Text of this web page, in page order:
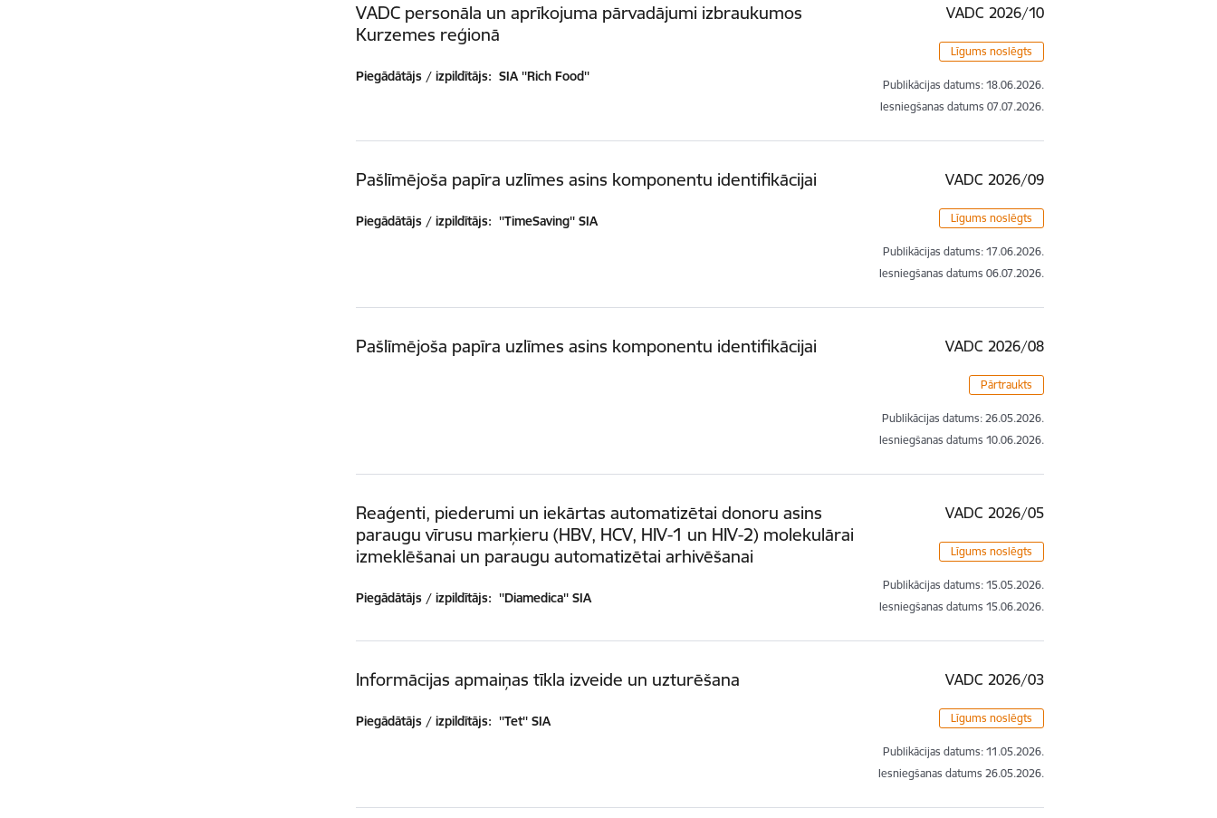
VADC personāla un aprīkojuma pārvadājumi izbraukumos
Kurzemes reģionā
Piegādātājs / izpildītājs: SIA ''Rich Food''
VADC 2026/10
Līgums noslēgts
Publikācijas datums: 18.06.2026.
Iesniegšanas datums 07.07.2026.
Pašlīmējoša papīra uzlīmes asins komponentu identifikācijai
Piegādātājs / izpildītājs: ''TimeSaving'' SIA
VADC 2026/09
Līgums noslēgts
Publikācijas datums: 17.06.2026.
Iesniegšanas datums 06.07.2026.
Pašlīmējoša papīra uzlīmes asins komponentu identifikācijai VADC 2026/08
Pārtraukts
Publikācijas datums: 26.05.2026.
Iesniegšanas datums 10.06.2026.
Reaģenti, piederumi un iekārtas automatizētai donoru asins
paraugu vīrusu marķieru (HBV, HCV, HIV-1 un HIV-2) molekulārai
izmeklēšanai un paraugu automatizētai arhivēšanai
Piegādātājs / izpildītājs: ''Diamedica'' SIA
VADC 2026/05
Līgums noslēgts
Publikācijas datums: 15.05.2026.
Iesniegšanas datums 15.06.2026.
Informācijas apmaiņas tīkla izveide un uzturēšana
Piegādātājs / izpildītājs: ''Tet'' SIA
VADC 2026/03
Līgums noslēgts
Publikācijas datums: 11.05.2026.
Iesniegšanas datums 26.05.2026.